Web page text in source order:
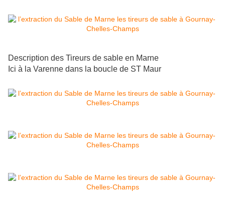
Description des Tireurs de sable en Marne
Ici à la Varenne dans la boucle de ST Maur